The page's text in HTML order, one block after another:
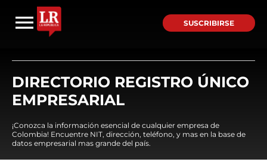
SUSCRIBIRSE
DIRECTORIO REGISTRO ÚNICO
EMPRESARIAL
¡Conozca la información esencial de cualquier empresa de
Colombia! Encuentre NIT, dirección, teléfono, y mas en la base de
datos empresarial mas grande del país.